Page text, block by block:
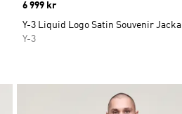
Price
6 999 kr
Y-3 Liquid Logo Satin Souvenir Jacka
Y-3
Lägg till på önskelistan